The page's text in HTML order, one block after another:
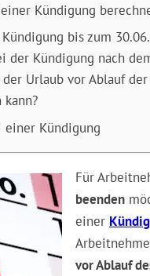
Kündigung
bis zum 30.06.
der Kündigung nach
der Urlaub vor Ablauf
einer Kündigung
Für
beenden
einer
vor Ablauf